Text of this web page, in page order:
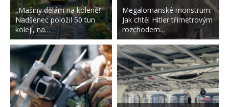
„Mašiny dělám na koleně!“
Nadšenec položil 50 tun
kolejí, na…
Megalomanské monstrum:
Jak chtěl Hitler třímetrovým
rozchodem…